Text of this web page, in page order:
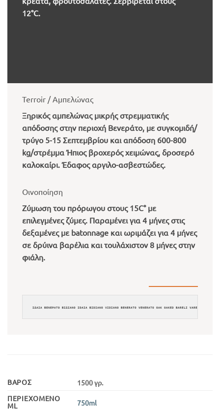
12°C.
Terroir / Αμπελώνας
Ξηρικός αμπελώνας μικρής στρεμματικής
απόδοσης στην περιοχή Βενεράτο, με συγκομιδή/
τρύγο 5-15 Σεπτεμβρίου και απόδοση 600-800
kg/στρέμμα Ήπιος βροχερός χειμώνας, δροσερό
καλοκαίρι. Έδαφος αργιλο-ασβεστώδες.
Οινοποίηση
Ζύμωση του πρόρωγου στους 15C° με
επιλεγμένες ζύμες. Παραμένει για 4 μήνες στις
δεξαμένες με batonnage και ωριμάζει για 4 μήνες
σε δρύινα βαρέλια και τουλάχιστον 8 μήνες στην
φιάλη.
ΙΔΑΙΑ ΒΕΝΕΡΑΤΟ ΒΙΔΙΑΝΟ IDAIA BIDIANO VIDIANO BENERATO VENERATO OAK OAKED BARELI VARELI
ΒΆΡΟΣ
1500 γρ.
ΠΕΡΙΕΧΌΜΕΝΟ
ML
750ml